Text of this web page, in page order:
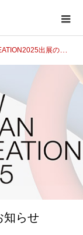
出展のお知らせ
知らせ